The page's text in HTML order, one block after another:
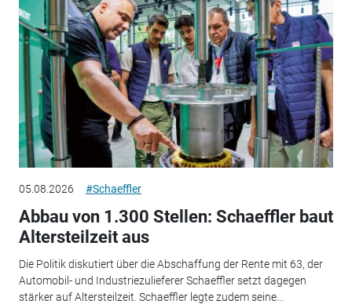
05.08.2026 #Schaeffler
Abbau von 1.300 Stellen: Schaeffler baut
Altersteilzeit aus
Die Politik diskutiert über die Abschaffung der Rente mit 63, der
Automobil- und Industriezulieferer Schaeffler setzt dagegen
stärker auf Altersteilzeit. Schaeffler legte zudem seine...